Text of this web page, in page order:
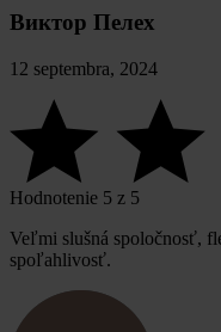
Виктор Пелех
12 septembra, 2024
Hodnotenie 5 z 5
Veľmi slušná spoločnosť,
spoľahlivosť.